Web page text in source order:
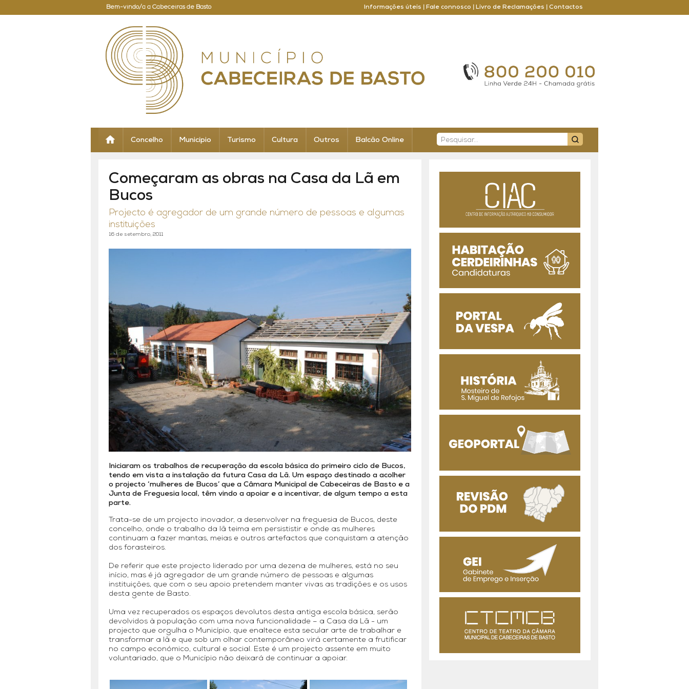
Bem-vindo/a a Cabeceiras de Basto Informações úteis Fale connosco Livro de Reclamações Contactos
Concelho Município Turismo Cultura Outros Balcão Online
Começaram as obras na Casa da Lã em
Bucos
Projecto é agregador de um grande número de pessoas e algumas
instituições
16 de setembro, 2011
Iniciaram os trabalhos de recuperação da escola básica do primeiro ciclo de Bucos,
tendo em vista a instalação da futura Casa da Lã. Um espaço destinado a acolher
o projecto ‘mulheres de Bucos’ que a Câmara Municipal de Cabeceiras de Basto e a
Junta de Freguesia local, têm vindo a apoiar e a incentivar, de algum tempo a esta
parte.
Trata-se de um projecto inovador, a desenvolver na freguesia de Bucos, deste
concelho, onde o trabalho da lã teima em persististir e onde as mulheres
continuam a fazer mantas, meias e outros artefactos que conquistam a atenção
dos forasteiros.
De referir que este projecto liderado por uma dezena de mulheres, está no seu
início, mas é já agregador de um grande número de pessoas e algumas
instituições, que com o seu apoio pretendem manter vivas as tradições e os usos
desta gente de Basto.
Uma vez recuperados os espaços devolutos desta antiga escola básica, serão
devolvidos à população com uma nova funcionalidade – a Casa da Lã - um
projecto que orgulha o Município, que enaltece esta secular arte de trabalhar e
transformar a lã e que sob um olhar contemporâneo virá certamente a frutificar
no campo económico, cultural e social. Este é um projecto assente em muito
voluntariado, que o Município não deixará de continuar a apoiar.